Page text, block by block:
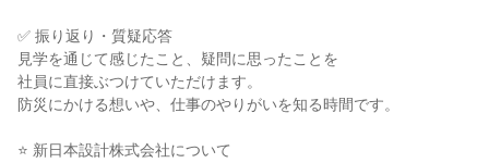
✅ 振り返り・質疑応答
見学を通じて感じたこと、疑問に思ったことを
社員に直接ぶつけていただけます。
防災にかける想いや、仕事のやりがいを知る時間です。
⭐ 新日本設計株式会社について